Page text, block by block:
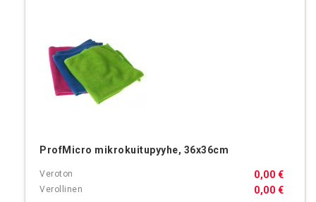
ProfMicro mikrokuitupyyhe, 36x36cm
0,00 €
0,00 €